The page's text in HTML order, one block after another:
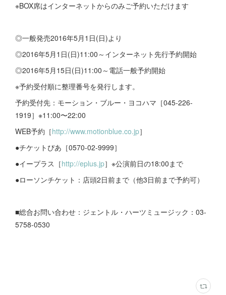
※BOX席はインターネットからのみご予約いただけます
◎一般発売2016年5月1日(日)より
◎2016年5月1日(日)11:00～インターネット先行予約開始
◎2016年5月15日(日)11:00～電話一般予約開始
※予約受付順に整理番号を発行します。
予約受付先：モーション・ブルー・ヨコハマ［045-226-
1919］※11:00〜22:00
WEB予約［http://www.motionblue.co.jp］
●チケットぴあ［0570-02-9999］
●イープラス［http://eplus.jp］※公演前日の18:00まで
●ローソンチケット：店頭2日前まで（他3日前まで予約可）
■総合お問い合わせ：ジェントル・ハーツミュージック：03-
5758-0530